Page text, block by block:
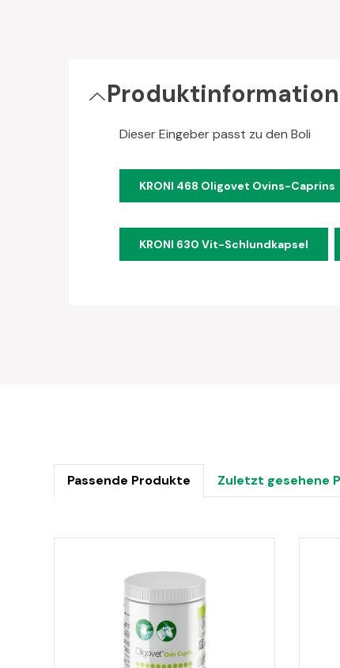
Produktinformation
Dieser Eingeber passt zu den Boli
KRONI 468 Oligovet Ovins-Caprins
KRONI 630 Vit-Schlundkapsel
Passende Produkte Zuletzt gesehene